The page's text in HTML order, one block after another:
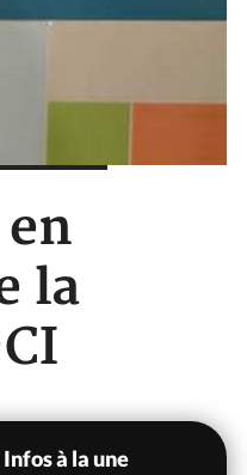
la
Infos à la une